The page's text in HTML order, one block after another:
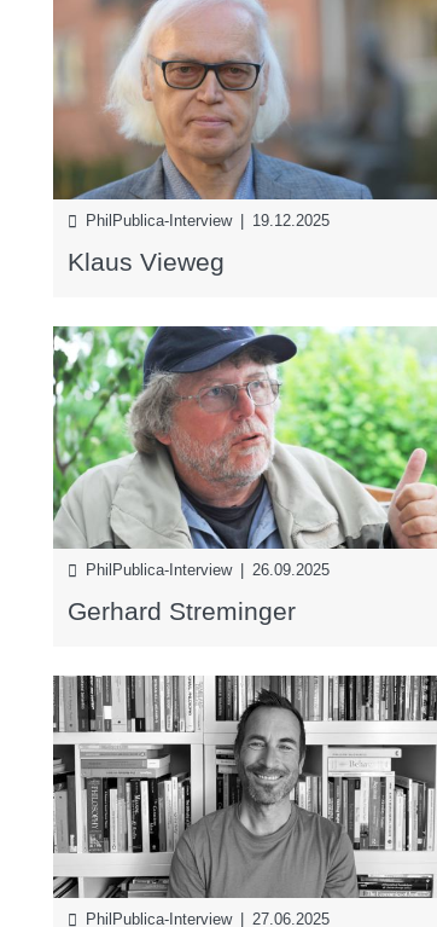
PhilPublica-Interview | 19.12.2025
Klaus Vieweg
PhilPublica-Interview | 26.09.2025
Gerhard Streminger
PhilPublica-Interview | 27.06.2025